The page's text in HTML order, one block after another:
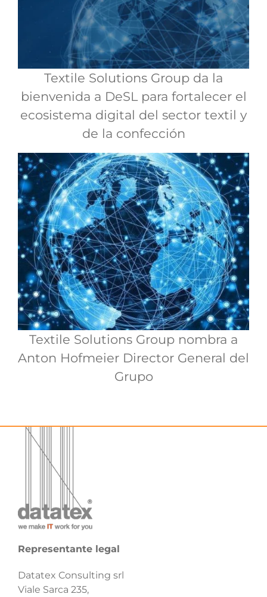
Textile Solutions Group da la
bienvenida a DeSL para fortalecer el
ecosistema digital del sector textil y
de la confección
Textile Solutions Group nombra a
Anton Hofmeier Director General del
Grupo
Representante legal
Datatex Consulting srl
Viale Sarca 235,